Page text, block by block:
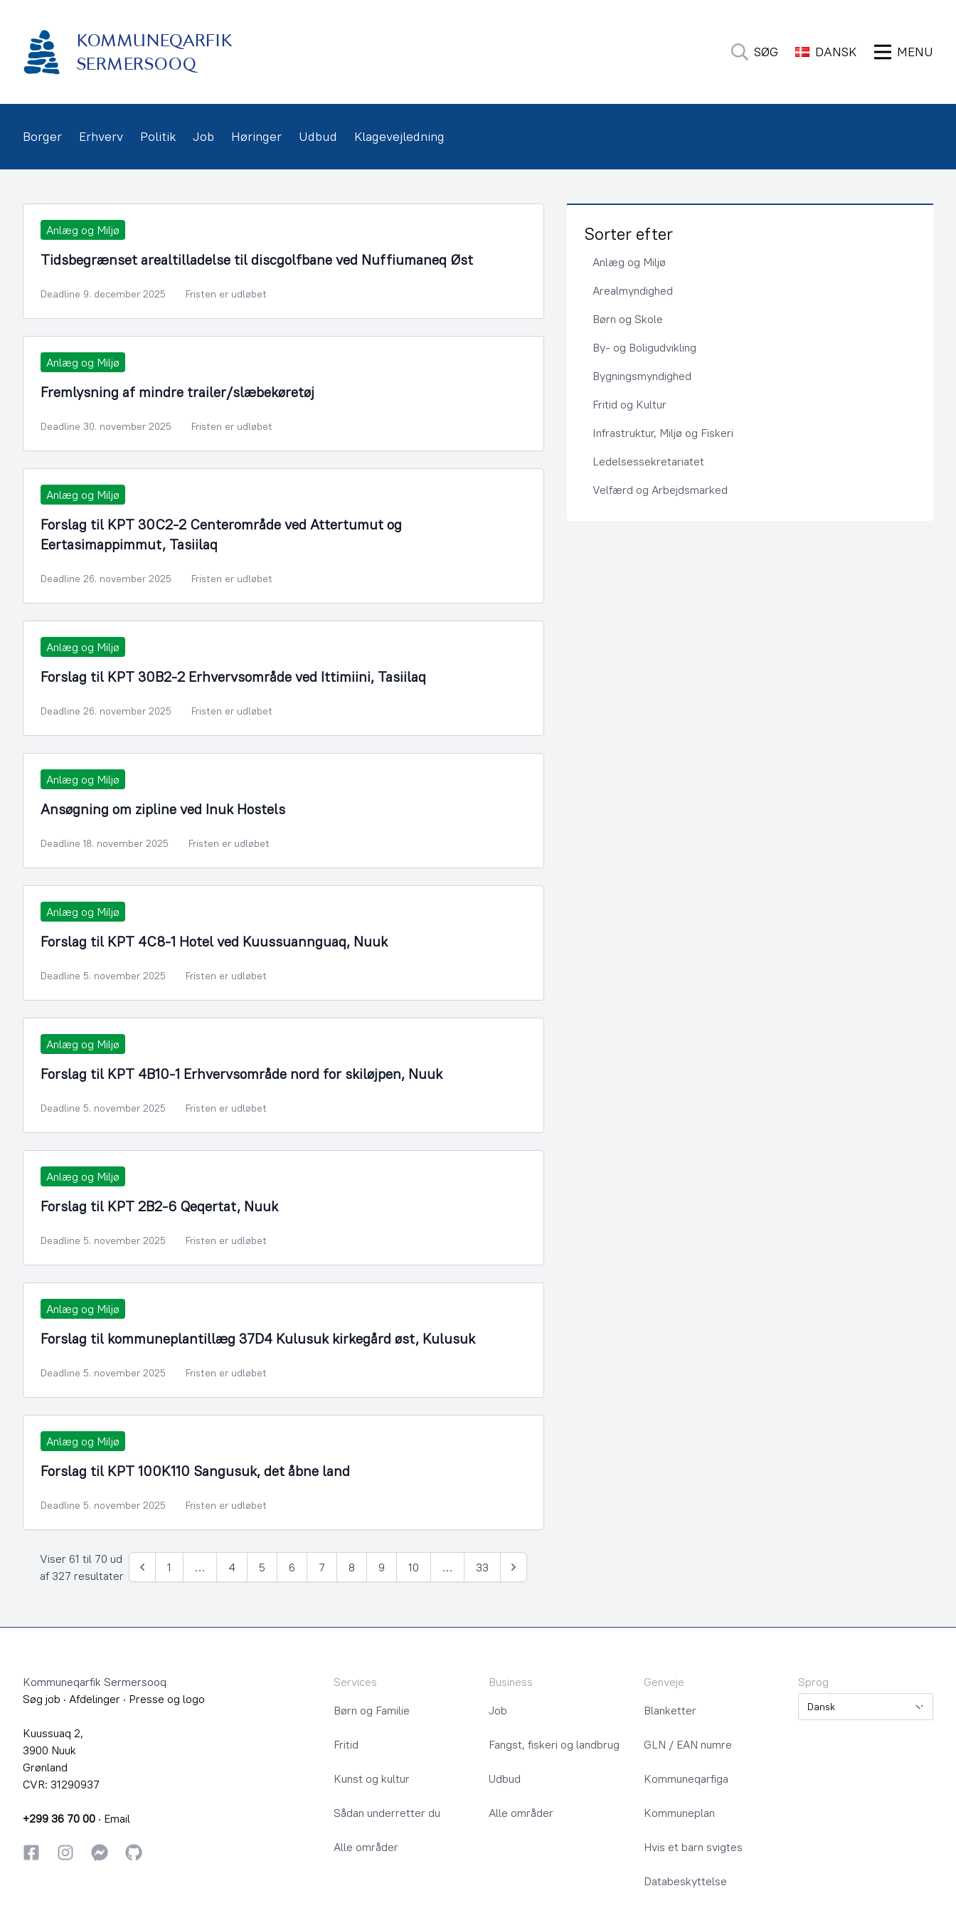
indhold
KOMMUNEQARFIK
SERMERSOOQ
SØG DANSK MENU
Borger Erhverv Politik Job Høringer Udbud Klagevejledning
Anlæg og Miljø
Tidsbegrænset arealtilladelse til discgolfbane ved Nuffiumaneq Øst
Deadline 9. december 2025 Fristen er udløbet
Anlæg og Miljø
Fremlysning af mindre trailer/slæbekøretøj
Deadline 30. november 2025 Fristen er udløbet
Anlæg og Miljø
Forslag til KPT 30C2-2 Centerområde ved Attertumut og
Eertasimappimmut, Tasiilaq
Deadline 26. november 2025 Fristen er udløbet
Anlæg og Miljø
Forslag til KPT 30B2-2 Erhvervsområde ved Ittimiini, Tasiilaq
Deadline 26. november 2025 Fristen er udløbet
Anlæg og Miljø
Ansøgning om zipline ved Inuk Hostels
Deadline 18. november 2025 Fristen er udløbet
Anlæg og Miljø
Forslag til KPT 4C8-1 Hotel ved Kuussuannguaq, Nuuk
Deadline 5. november 2025 Fristen er udløbet
Anlæg og Miljø
Forslag til KPT 4B10-1 Erhvervsområde nord for skiløjpen, Nuuk
Deadline 5. november 2025 Fristen er udløbet
Anlæg og Miljø
Forslag til KPT 2B2-6 Qeqertat, Nuuk
Deadline 5. november 2025 Fristen er udløbet
Anlæg og Miljø
Forslag til kommuneplantillæg 37D4 Kulusuk kirkegård øst, Kulusuk
Deadline 5. november 2025 Fristen er udløbet
Anlæg og Miljø
Forslag til KPT 100K110 Sangusuk, det åbne land
Deadline 5. november 2025 Fristen er udløbet
Viser 61 til 70 ud
af 327 resultater
Forrige
1 … 4 5 6 7 8 9 10 … 33
Næste
Sorter efter
Anlæg og Miljø
Arealmyndighed
Børn og Skole
By- og Boligudvikling
Bygningsmyndighed
Fritid og Kultur
Infrastruktur, Miljø og Fiskeri
Ledelsessekretariatet
Velfærd og Arbejdsmarked
Kommuneqarfik Sermersooq
Søg job · Afdelinger · Presse og logo
Kuussuaq 2,
3900 Nuuk
Grønland
CVR: 31290937
+299 36 70 00 · Email
FacebookInstagramInstagram
GitHub
Services
Børn og Familie
Fritid
Kunst og kultur
Sådan underretter du
Alle områder
Business
Job
Fangst, fiskeri og landbrug
Udbud
Alle områder
Genveje
Blanketter
GLN / EAN numre
Kommuneqarfiga
Kommuneplan
Hvis et barn svigtes
Databeskyttelse
Sprog
Sprog